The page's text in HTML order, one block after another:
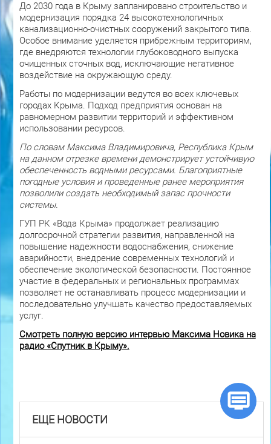
До 2030 года в Крыму запланировано строительство и
модернизация порядка 24 высокотехнологичных
канализационно-очистных сооружений закрытого типа.
Особое внимание уделяется прибрежным территориям,
где внедряются технологии глубоководного выпуска
очищенных сточных вод, исключающие негативное
воздействие на окружающую среду.
Работы по модернизации ведутся во всех ключевых
городах Крыма. Подход предприятия основан на
равномерном развитии территорий и эффективном
использовании ресурсов.
По словам Максима Владимировича, Республика Крым
на данном отрезке времени демонстрирует устойчивую
обеспеченность водными ресурсами. Благоприятные
погодные условия и проведенные ранее мероприятия
позволили создать необходимый запас прочности
системы.
ГУП РК «Вода Крыма» продолжает реализацию
долгосрочной стратегии развития, направленной на
повышение надежности водоснабжения, снижение
аварийности, внедрение современных технологий и
обеспечение экологической безопасности. Постоянное
участие в федеральных и региональных программах
позволяет не останавливать процесс модернизации и
последовательно улучшать качество предоставляемых
услуг.
Смотреть полную версию интервью Максима Новика на
радио «Спутник в Крыму».
ЕЩЕ НОВОСТИ